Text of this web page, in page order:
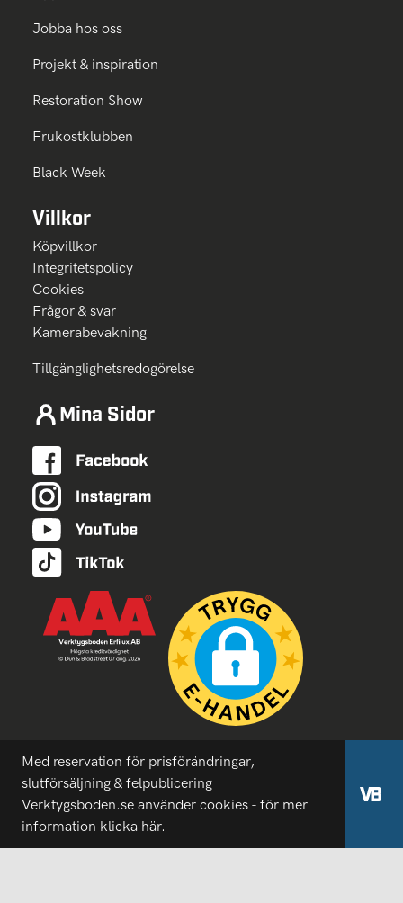
Jobba hos oss
Projekt & inspiration
Restoration Show
Frukostklubben
Black Week
Villkor
Köpvillkor
Integritetspolicy
Cookies
Frågor & svar
Kamerabevakning
Tillgänglighetsredogörelse
Mina Sidor
Med reservation för prisförändringar,
slutförsäljning & felpublicering
Verktygsboden.se använder cookies - för mer
information klicka här.